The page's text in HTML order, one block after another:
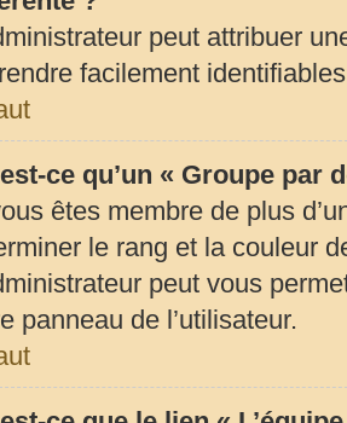
peut attribuer
facilement
ce qu’un « Groupe par
êtes membre de plus
le rang et la couleur
peut vous
panneau de l’utilisateur.